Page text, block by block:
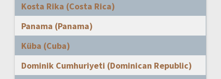
Kosta Rika (Costa Rica)
Panama (Panama)
Küba (Cuba)
Dominik Cumhuriyeti (Dominican Republic)